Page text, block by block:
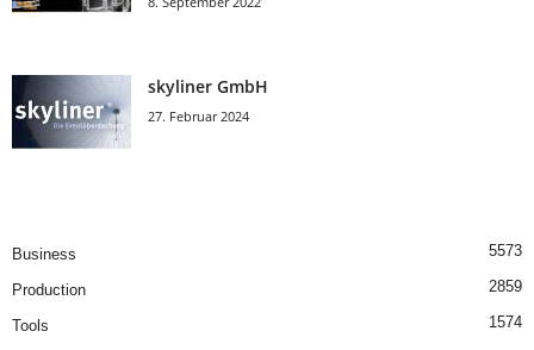
skyliner GmbH
27. Februar 2024
Business 5573
Production 2859
Tools
1574